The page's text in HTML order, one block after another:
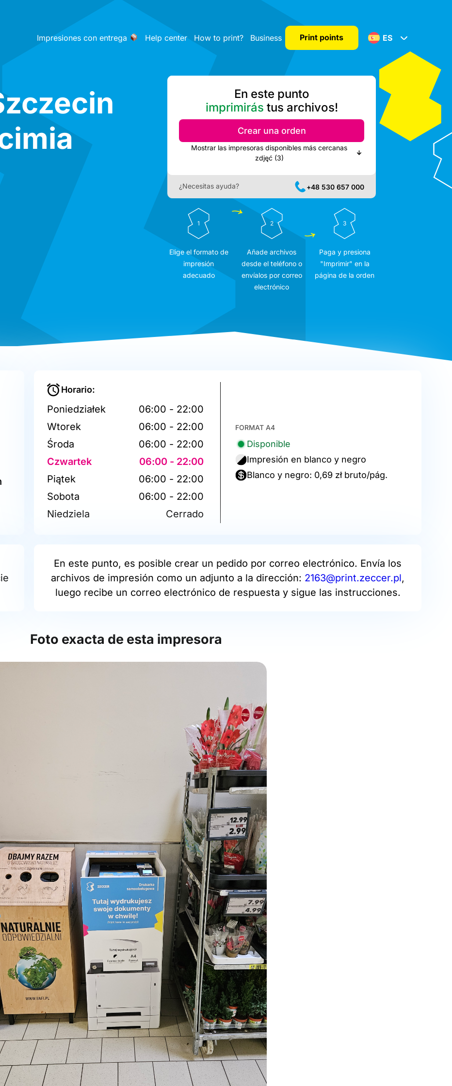
Impresiones con entrega Help center How to print? Business Print points ES
En este punto
imprimirás tus archivos!
Crear una orden
Mostrar las impresoras disponibles más cercanas
zdjęć (3)
¿Necesitas ayuda? +48 530 657 000
1
Elige el formato de
impresión
adecuado
2
Añade archivos
desde el teléfono o
envíalos por correo
electrónico
3
Paga y presiona
"Imprimir" en la
página de la orden
Horario:
Poniedziałek
06:00 - 22:00
Wtorek
06:00 - 22:00
Środa
06:00 - 22:00
Czwartek
06:00 - 22:00
Piątek
06:00 - 22:00
Sobota
06:00 - 22:00
Niedziela
Cerrado
FORMAT A4
Disponible
Impresión en blanco y negro
Blanco y negro: 0,69 zł bruto/pág.
En este punto, es posible crear un pedido por correo electrónico. Envía los
archivos de impresión como un adjunto a la dirección: 2163@print.zeccer.pl,
luego recibe un correo electrónico de respuesta y sigue las instrucciones.
Foto exacta de esta impresora